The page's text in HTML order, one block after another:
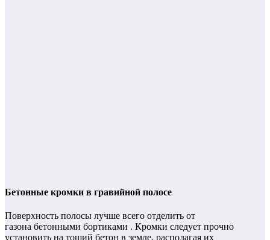
Бетонные кромки в гравийной полосе
Поверхность полосы лучше всего отделить от
газона бетонными бортиками . Кромки следует прочно
установить на тощий бетон в земле, располагая их